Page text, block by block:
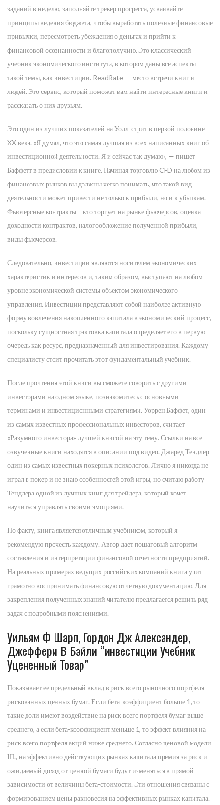
заданий в неделю, заполняйте трекер прогресса, усваивайте
принципы ведения бюджета, чтобы выработать полезные финансовые
привычки, пересмотреть убеждения о деньгах и прийти к
финансовой осознанности и благополучию. Это классический
учебник экономического института, в котором даны все аспекты
такой темы, как инвестиции. ReadRate — место встречи книг и
людей. Это сервис, который поможет вам найти интересные книги и
рассказать о них друзьям.
Это один из лучших показателей на Уолл-стрит в первой половине
XX века. «Я думал, что это самая лучшая из всех написанных книг об
инвестиционной деятельности. Я и сейчас так думаю», — пишет
Баффетт в предисловии к книге. Начиная торговлю CFD на любом из
финансовых рынков вы должны четко понимать, что такой вид
деятельности может привести не только к прибыли, но и к убыткам.
Фьючерсные контракты – кто торгует на рынке фьючерсов, оценка
доходности контрактов, налогообложение полученной прибыли,
виды фьючерсов.
Следовательно, инвестиции являются носителем экономических
характеристик и интересов и, таким образом, выступают на любом
уровне экономической системы объектом экономического
управления. Инвестиции представляют собой наиболее активную
форму вовлечения накопленного капитала в экономический процесс,
поскольку сущностная трактовка капитала определяет его в первую
очередь как ресурс, предназначенный для инвестирования. Каждому
специалисту стоит прочитать этот фундаментальный учебник.
После прочтения этой книги вы сможете говорить с другими
инвесторами на одном языке, познакомитесь с основными
терминами и инвестиционными стратегиями. Уоррен Баффет, один
из самых известных профессиональных инвесторов, считает
«Разумного инвестора» лучшей книгой на эту тему. Ссылки на все
озвученные книги находятся в описании под видео. Джаред Тендлер
один из самых известных покерных психологов. Лично я никогда не
играл в покер и не знаю особенностей этой игры, но считаю работу
Тендлера одной из лучших книг для трейдера, который хочет
научиться управлять своими эмоциями.
По факту, книга является отличным учебником, который я
рекомендую прочесть каждому. Автор дает пошаговый алгоритм
составления и интерпретации финансовой отчетности предприятий.
На реальных примерах ведущих российских компаний книга учит
грамотно воспринимать финансовую отчетную документацию. Для
закрепления полученных знаний читателю предлагается решить ряд
задач с подробными пояснениями.
Уильям Ф Шарп, Гордон Дж Александер,
Джеффери В Бэйли “инвестиции Учебник
Уцененный Товар”
Показывает ее предельный вклад в риск всего рыночного портфеля
рискованных ценных бумаг. Если бета-коэффициент больше 1, то
такие доли имеют воздействие на риск всего портфеля бумаг выше
среднего, а если бета-коэффициент меньше 1, то эффект влияния на
риск всего портфеля акций ниже среднего. Согласно ценовой модели
Ш., на эффективно действующих рынках капитала премия за риск и
ожидаемый доход от ценной бумаги будут изменяться в прямой
зависимости от величины бета-стоимости. Эти отношения связаны с
формированием цены равновесия на эффективных рынках капитала.